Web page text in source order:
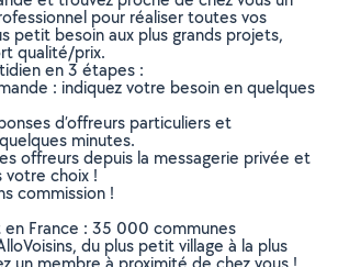
pour réaliser toutes vos
petit besoin aux plus grands projets,
qualité/prix.
en 3 étapes :
: indiquez votre besoin en quelques
d’offreurs particuliers et
minutes.
offreurs depuis la messagerie privée et
choix !
commission !
en France : 35 000 communes
du plus petit village à la plus